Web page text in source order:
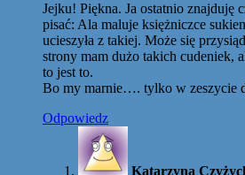
Jejku! Piękna. Ja ostatnio znajduję
pisać: Ala maluje księżniczce
ucieszyła z takiej. Może się
strony mam dużo takich cudeniek,
to jest to.
Bo my marnie…. tylko w zeszycie
Odpowiedz
Katarzyna